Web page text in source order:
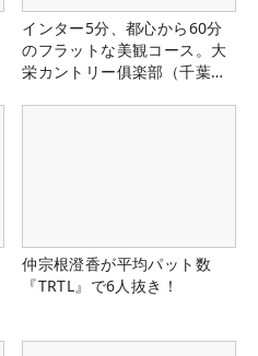
インター5分、都心から60分
のフラットな美観コース。大
栄カントリー俱楽部（千葉
仲宗根澄香が平均パット数
『TRTL』で6人抜き！